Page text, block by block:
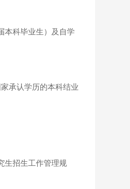
本科毕业生）及自学
承认学历的本科结业
生招生工作管理规